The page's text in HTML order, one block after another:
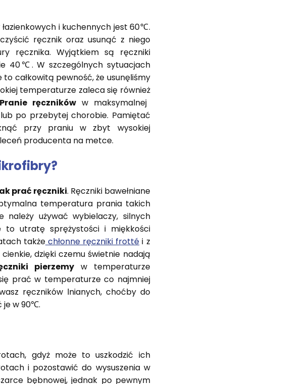
i kuchennych jest 60℃.
ręcznik oraz usunąć z niego
ręcznika. Wyjątkiem są ręczniki
40℃. W szczególnych sytuacjach
całkowitą pewność, że usunęliśmy
temperaturze zaleca się również
Pranie ręcznikóww maksymalnej
po przebytej chorobie. Pamiętać
przy praniu w zbyt wysokiej
producenta na metce.
prać ręczniki. Ręczniki bawełniane
temperatura prania takich
używać wybielaczy, silnych
to utratę sprężystości i miękkości
takżechłonne ręczniki frotté i z
dzięki czemu świetnie nadają
pierzemyw temperaturze
prać w temperaturze co najmniej
ręczników lnianych, choćby do
je w 90℃.
gdyż może to uszkodzić ich
i pozostawić do wysuszenia w
bębnowej, jednak po pewnym